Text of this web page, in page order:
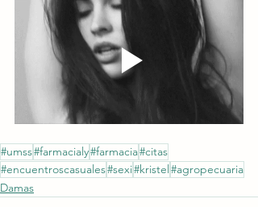
#umss#farmacialy#farmacia#citas
#encuentroscasuales#sexi#kristel#agropecuaria
Damas